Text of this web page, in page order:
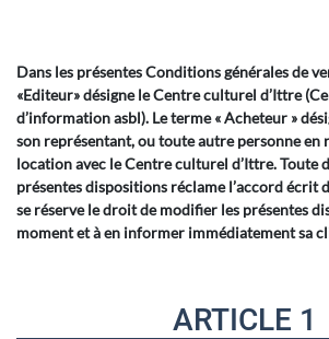
Dans les présentes Conditions générales de
«Editeur» désigne le Centre culturel d’Ittre
d’information asbl). Le terme « Acheteur »
son représentant, ou toute autre personne en
location avec le Centre culturel d’Ittre. Toute
présentes dispositions réclame l’accord écrit
se réserve le droit de modifier les présentes
moment et à en informer immédiatement sa
ARTICLE 1